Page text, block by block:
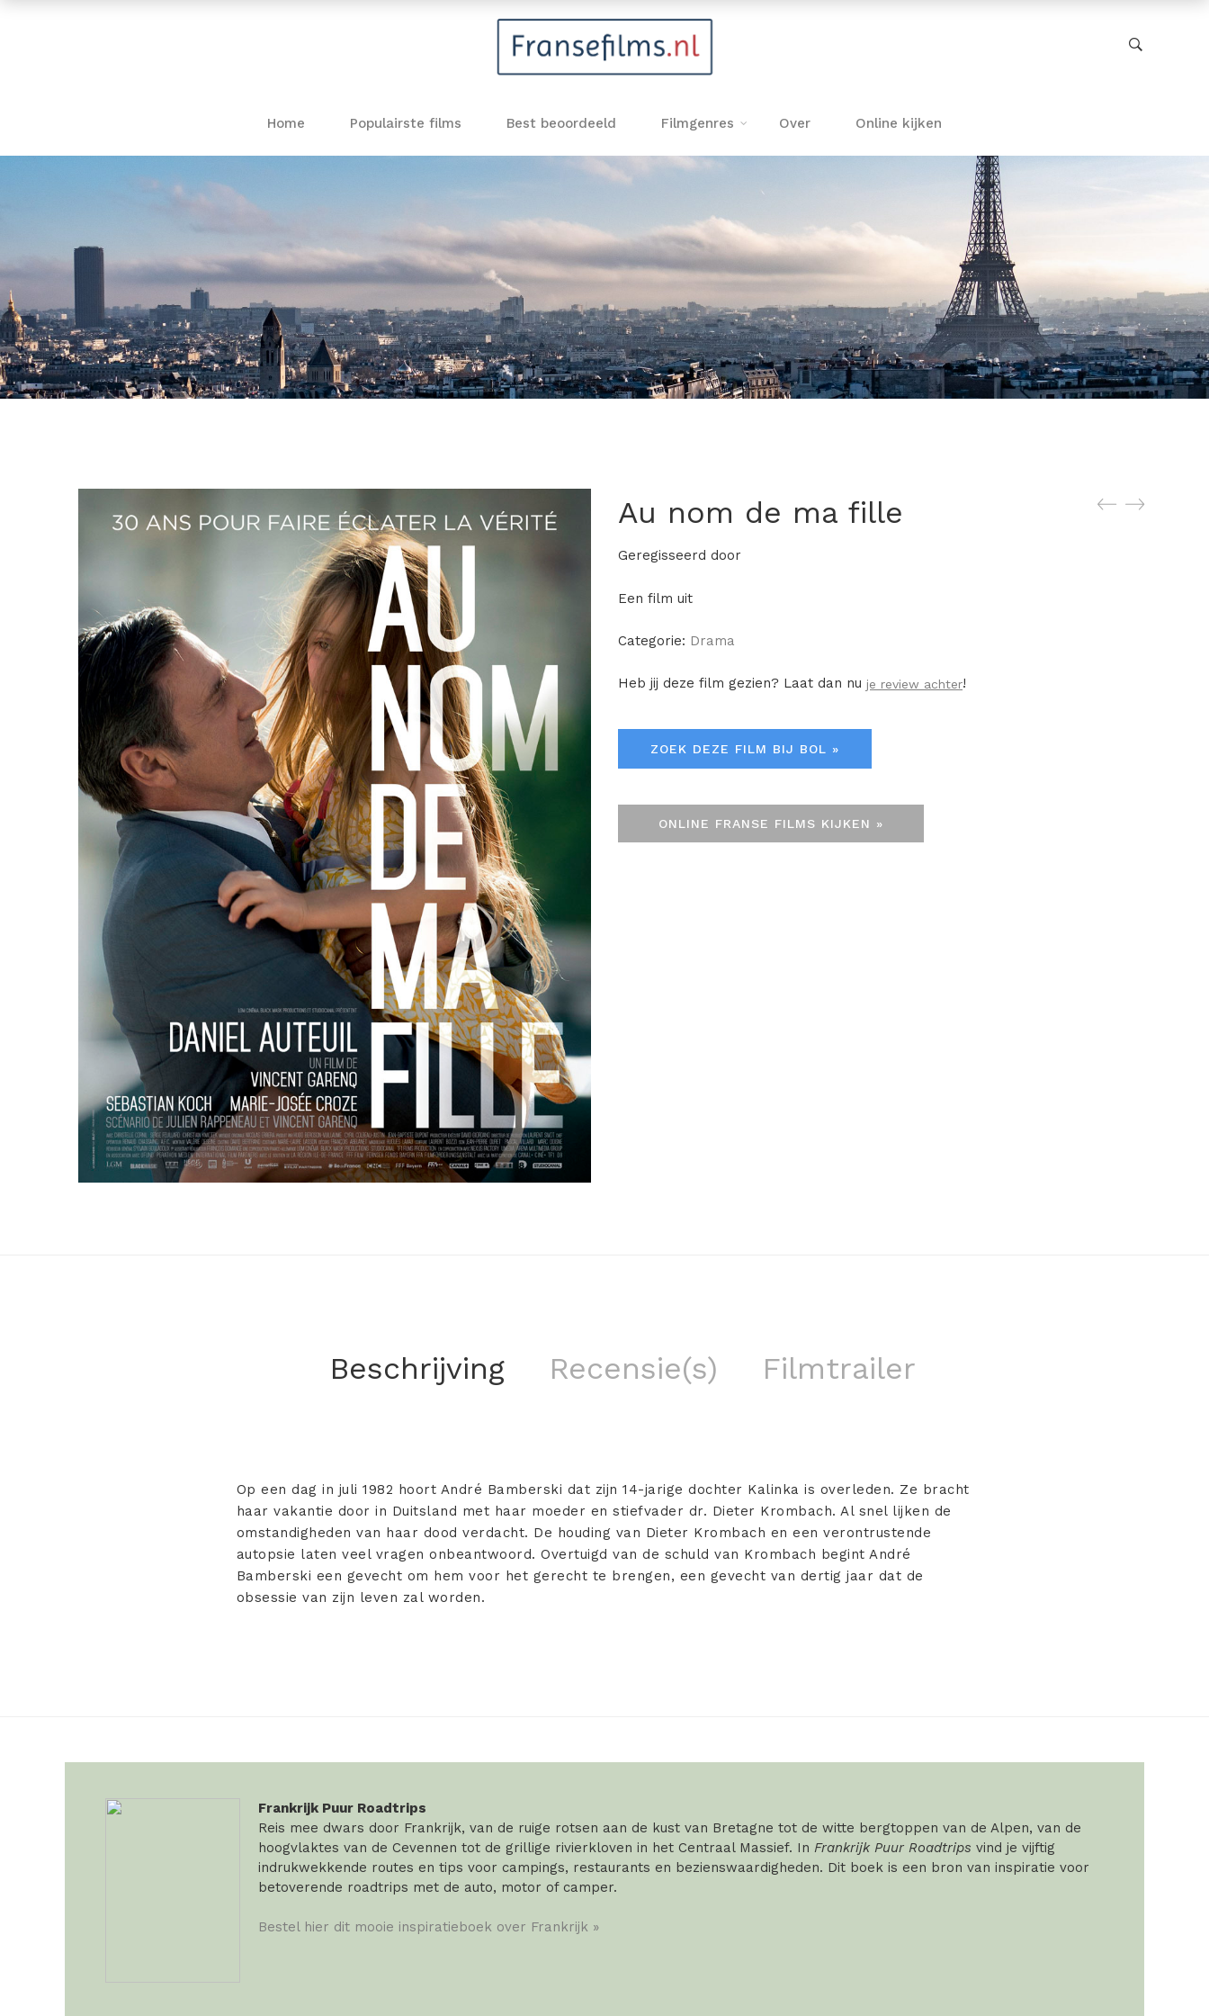
Home Populairste films Best beoordeeld Filmgenres Over Online kijken
Au nom de ma fille
Geregisseerd door
Een film uit
Categorie: Drama
Heb jij deze film gezien? Laat dan nu je review achter!
ZOEK DEZE FILM BIJ BOL »
ONLINE FRANSE FILMS KIJKEN »
Beschrijving Recensie(s) Filmtrailer
Op een dag in juli 1982 hoort André Bamberski dat zijn 14-jarige dochter Kalinka is overleden. Ze bracht
haar vakantie door in Duitsland met haar moeder en stiefvader dr. Dieter Krombach. Al snel lijken de
omstandigheden van haar dood verdacht. De houding van Dieter Krombach en een verontrustende
autopsie laten veel vragen onbeantwoord. Overtuigd van de schuld van Krombach begint André
Bamberski een gevecht om hem voor het gerecht te brengen, een gevecht van dertig jaar dat de
obsessie van zijn leven zal worden.
Frankrijk Puur Roadtrips
Reis mee dwars door Frankrijk, van de ruige rotsen aan de kust van Bretagne tot de witte bergtoppen van de Alpen, van de
hoogvlaktes van de Cevennen tot de grillige rivierkloven in het Centraal Massief. In Frankrijk Puur Roadtrips vind je vijftig
indrukwekkende routes en tips voor campings, restaurants en bezienswaardigheden. Dit boek is een bron van inspiratie voor
betoverende roadtrips met de auto, motor of camper.
Bestel hier dit mooie inspiratieboek over Frankrijk »